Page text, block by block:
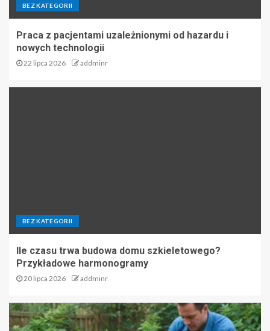
BEZ KATEGORII
Praca z pacjentami uzależnionymi od hazardu i
nowych technologii
22 lipca 2026 addminr
BEZ KATEGORII
Ile czasu trwa budowa domu szkieletowego?
Przykładowe harmonogramy
20 lipca 2026 addminr